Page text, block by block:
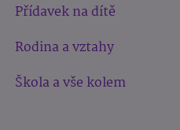
Přídavek na dítě
Rodina a vztahy
Škola a vše kolem